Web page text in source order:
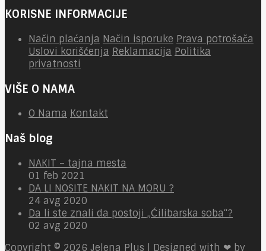
KORISNE INFORMACIJE
Način plaćanja Način isporuke Prava potrošača
Uslovi korišćenja Reklamacija Politika
privatnosti
VIŠE O NAMA
O Nama Kontakt
Naš blog
NAKIT – tajna mesta
01 feb 2021
DA LI NOSITE NAKIT NA MORU ?
24 avg 2020
Da li ste znali da postoji „Ćilibarska soba“?
02 avg 2020
Copyright © 2026 Jelena Plus | Designed with ❤ by